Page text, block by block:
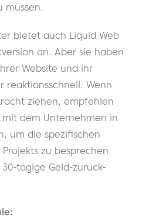
müssen.
bietet auch Liquid Web
an. Aber sie haben
Website und ihr
reaktionsschnell. Wenn
ziehen, empfehlen
dem Unternehmen in
um die spezifischen
zu besprechen.
tägige Geld-zurück-